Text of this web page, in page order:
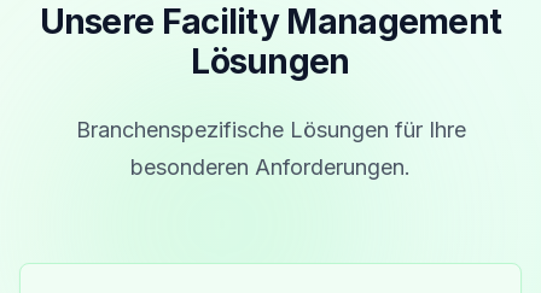
Unsere Facility Management
Lösungen
Branchenspezifische Lösungen für Ihre
besonderen Anforderungen.